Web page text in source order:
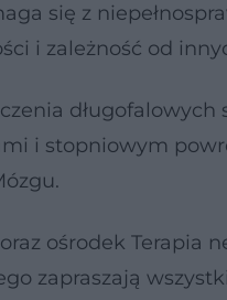
się z
i zależność od
długofalowych
i stopniowym
ośrodek Terapia
zapraszają